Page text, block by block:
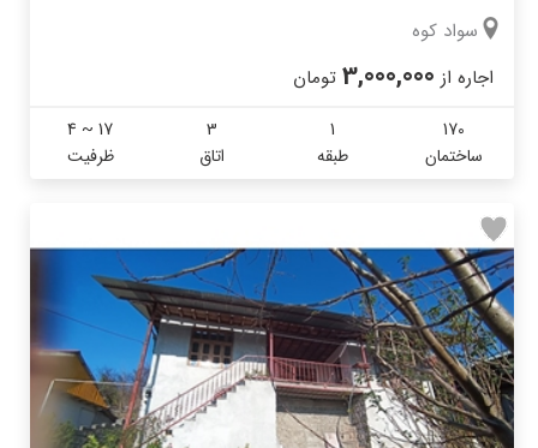
سواد کوه
اجاره از 3,000,000 تومان
170
ساختمان
1
طبقه
3
اتاق
4 ~ 17
ظرفیت